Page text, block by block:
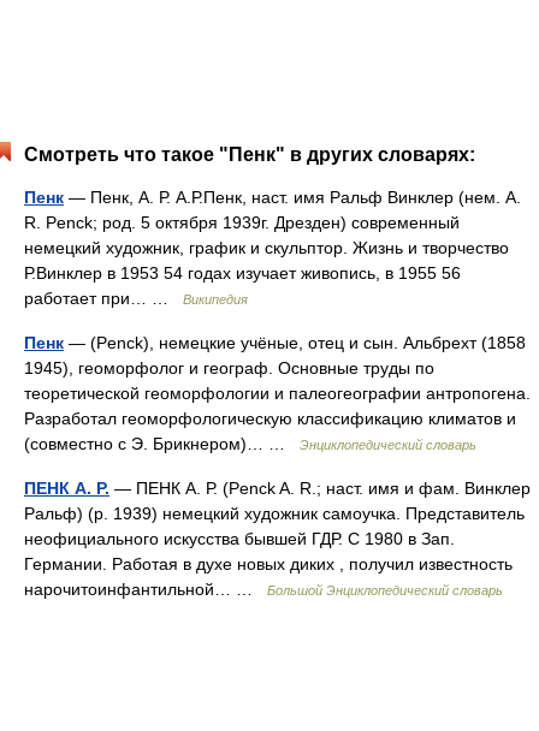
Смотреть что такое "Пенк" в других словарях:
Пенк — Пенк, А. Р. А.Р.Пенк, наст. имя Ральф Винклер (нем. A.
R. Penck; род. 5 октября 1939г. Дрезден) современный
немецкий художник, график и скульптор. Жизнь и творчество
Р.Винклер в 1953 54 годах изучает живопись, в 1955 56
работает при… …
Википедия
Пенк — (Penck), немецкие учёные, отец и сын. Альбрехт (1858
1945), геоморфолог и географ. Основные труды по
теоретической геоморфологии и палеогеографии антропогена.
Разработал геоморфологическую классификацию климатов и
(совместно с Э. Брикнером)… …
Энциклопедический словарь
ПЕНК А. Р. — ПЕНК А. Р. (Penck A. R.; наст. имя и фам. Винклер
Ральф) (р. 1939) немецкий художник самоучка. Представитель
неофициального искусства бывшей ГДР. С 1980 в Зап.
Германии. Работая в духе новых диких , получил известность
нарочитоинфантильной… …
Большой Энциклопедический словарь